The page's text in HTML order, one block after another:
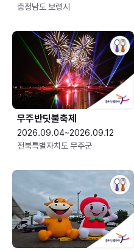
충청남도 보령시
무주반딧불축제
2026.09.04~2026.09.12
전북특별자치도 무주군